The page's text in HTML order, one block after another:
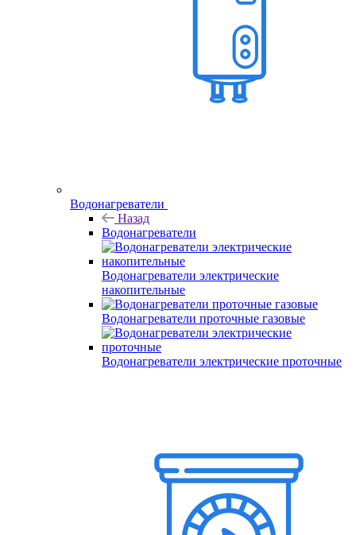
Водонагреватели
Назад
Водонагреватели
Водонагреватели электрические
накопительные
Водонагреватели проточные газовые
Водонагреватели электрические проточные